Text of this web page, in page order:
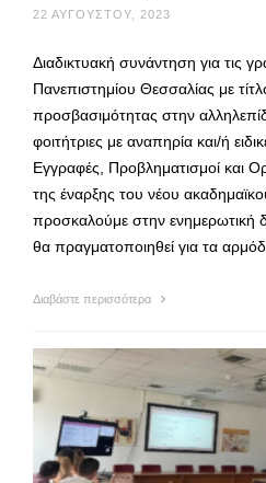
22 ΑΥΓΟΎΣΤΟΥ, 2023
Διαδικτυακή συνάντηση για τις
Πανεπιστημίου Θεσσαλίας με
προσβασιμότητας στην
φοιτήτριες με αναπηρία και/ή
Εγγραφές, Προβληματισμοί και
της έναρξης του νέου
προσκαλούμε στην ενημερωτική
θα πραγματοποιηθεί για τα
Διαβάστε περισσότερα